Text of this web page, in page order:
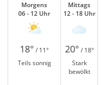
Morgens
06 - 12 Uhr
Mittags
12 - 18 Uhr
18° / 11° 20° / 18°
Teils sonnig
Stark
bewölkt